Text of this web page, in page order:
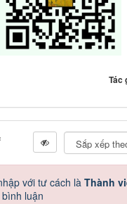
Tác
với tư cách làThành
luận